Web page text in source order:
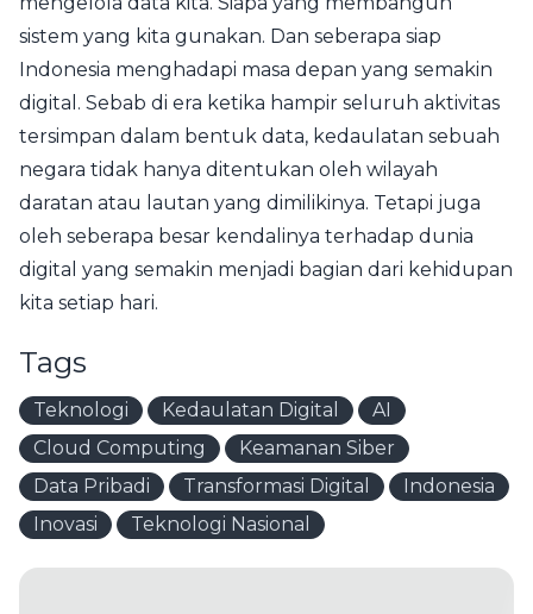
sistem yang kita gunakan. Dan seberapa siap
Indonesia menghadapi masa depan yang semakin
digital. Sebab di era ketika hampir seluruh aktivitas
tersimpan dalam bentuk data, kedaulatan sebuah
negara tidak hanya ditentukan oleh wilayah
daratan atau lautan yang dimilikinya. Tetapi juga
oleh seberapa besar kendalinya terhadap dunia
digital yang semakin menjadi bagian dari kehidupan
kita setiap hari.
Tags
Teknologi Kedaulatan Digital
AI
Cloud Computing
Keamanan Siber
Data Pribadi
Transformasi Digital
Indonesia
Inovasi
Teknologi Nasional